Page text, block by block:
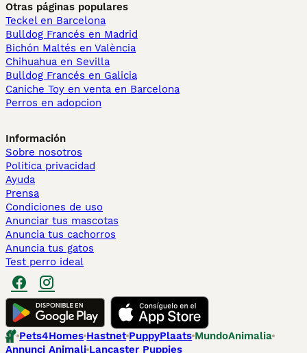
Otras páginas populares
Teckel en Barcelona
Bulldog Francés en Madrid
Bichón Maltés en València
Chihuahua en Sevilla
Bulldog Francés en Galicia
Caniche Toy en venta en Barcelona
Perros en adopcion
Información
Sobre nosotros
Politica privacidad
Ayuda
Prensa
Condiciones de uso
Anunciar tus mascotas
Anuncia tus cachorros
Anuncia tus gatos
Test perro ideal
Pets4Homes Hastnet PuppyPlaats MundoAnimalia
Annunci Animali Lancaster Puppies